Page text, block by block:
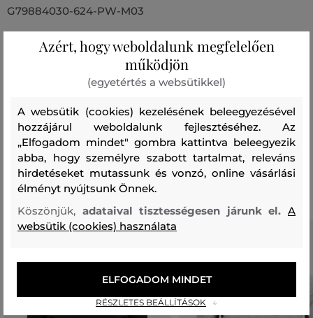
G79884030-624-PW-M03
Összetétel
MERINO GYAPJÚ
50 %
POLIÉSZTER
46 %
ELASZTÁN
4 %
Ajánlott termékek
Azért, hogy weboldalunk megfelelően
működjön
(egyetértés a websütikkel)
A websütik (cookies) kezelésének beleegyezésével
hozzájárul weboldalunk fejlesztéséhez. Az
„Elfogadom mindet" gombra kattintva beleegyezik
abba, hogy személyre szabott tartalmat, releváns
hirdetéseket mutassunk és vonzó, online vásárlási
élményt nyújtsunk Önnek.
Köszönjük, adataival tisztességesen járunk el.A
websütik (cookies) használata
RÉSZLETES BEÁLLÍTÁSOK
ELFOGADOM MINDET